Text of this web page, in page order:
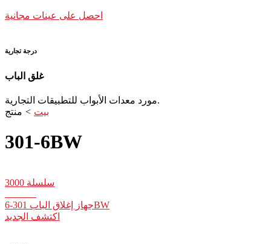
احصل على عينات مجانية
درجة تجارية
غلق الباب
مورد معدات الأبواب للتطبيقات التجارية.
بيت > منتج
301-6BW
سلسلة 3000
جهاز إغلاق الباب 301-6BW
اكتشف الجديد